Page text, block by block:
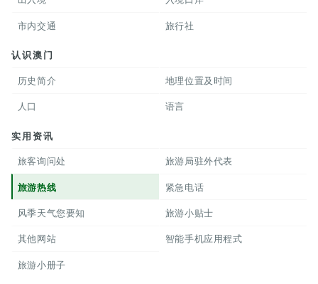
市内交通 旅行社
认识澳门
历史简介
地理位置及时间
人口 语言
实用资讯
旅客询问处
旅游局驻外代表
旅游热线 紧急电话
风季天气您要知 旅游小贴士
其他网站 智能手机应用程式
旅游小册子